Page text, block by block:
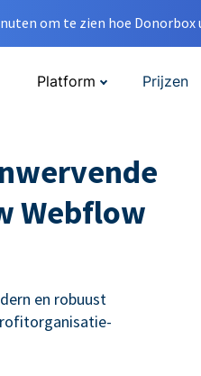
om te zien hoe
Platform Prijzen
Webflow
en robuust